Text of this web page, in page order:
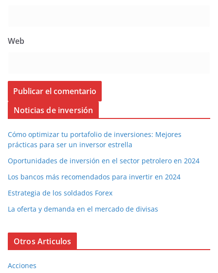
Web
Noticias de inversión
Cómo optimizar tu portafolio de inversiones: Mejores
prácticas para ser un inversor estrella
Oportunidades de inversión en el sector petrolero en 2024
Los bancos más recomendados para invertir en 2024
Estrategia de los soldados Forex
La oferta y demanda en el mercado de divisas
Otros Articulos
Acciones